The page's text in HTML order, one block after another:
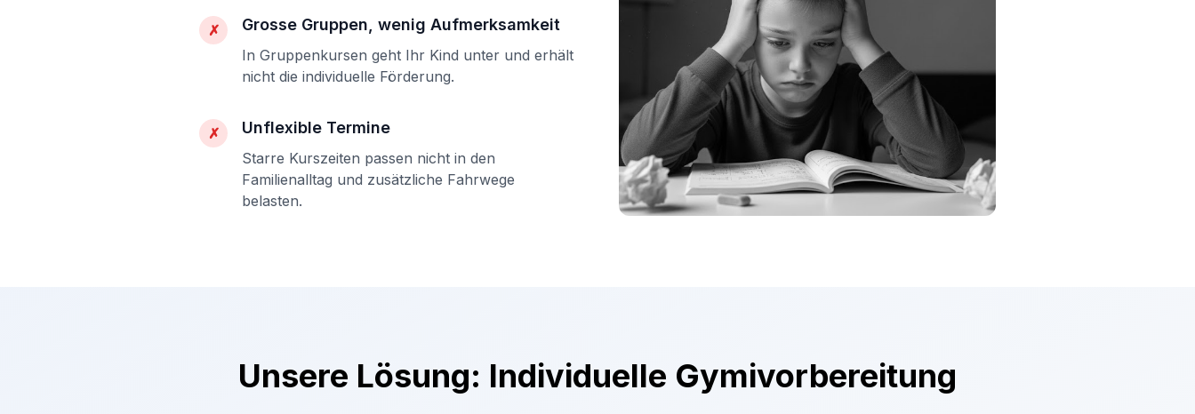
✗ Grosse Gruppen, wenig Aufmerksamkeit
In Gruppenkursen geht Ihr Kind unter und erhält
nicht die individuelle Förderung.
✗ Unflexible Termine
Starre Kurszeiten passen nicht in den
Familienalltag und zusätzliche Fahrwege
belasten.
Unsere Lösung: Individuelle Gymivorbereitung